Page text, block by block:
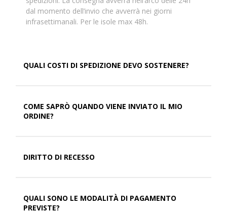
dal momento dell’invio che avverrà nei giorni
infrasettimanali. Per le isole max 48h.
QUALI COSTI DI SPEDIZIONE DEVO SOSTENERE?
COME SAPRÒ QUANDO VIENE INVIATO IL MIO
ORDINE?
DIRITTO DI RECESSO
QUALI SONO LE MODALITÀ DI PAGAMENTO
PREVISTE?